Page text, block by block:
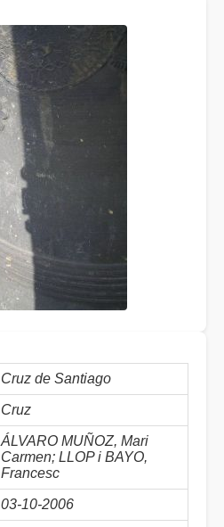
Cruz de Santiago
Cruz
ÁLVARO MUÑOZ, Mari
Carmen; LLOP i BAYO,
Francesc
03-10-2006